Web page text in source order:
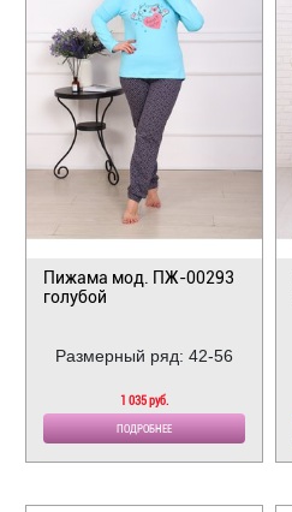
Пижама мод. ПЖ-00293
голубой
Размерный ряд: 42-56
1 035 руб.
ПОДРОБНЕЕ